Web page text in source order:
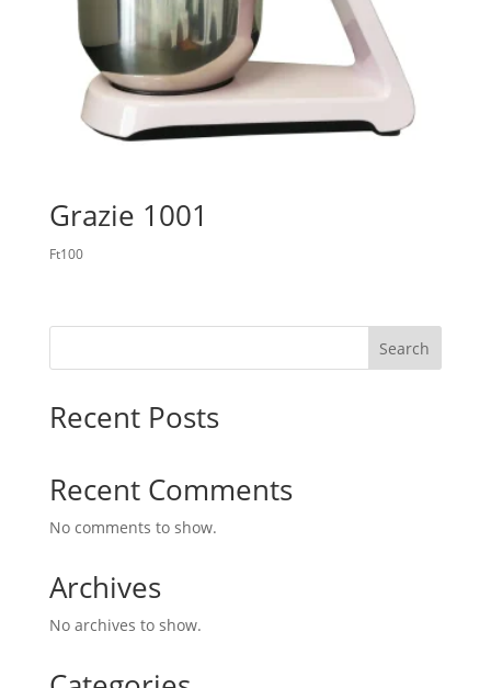
Grazie 1001
Ft100
Search
Recent Posts
Recent Comments
No comments to show.
Archives
No archives to show.